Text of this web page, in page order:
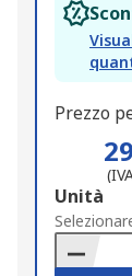
Prezzo
Add
to
Basket
Unità